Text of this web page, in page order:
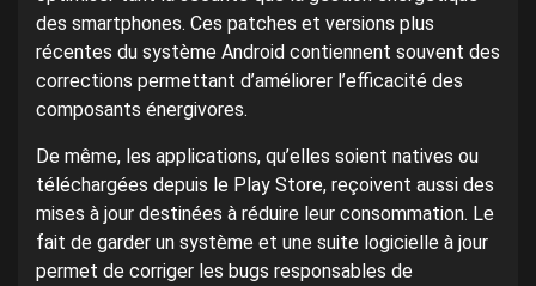
des smartphones. Ces patches et versions plus
récentes du système Android contiennent souvent des
corrections permettant d’améliorer l’efficacité des
composants énergivores.
De même, les applications, qu’elles soient natives ou
téléchargées depuis le Play Store, reçoivent aussi des
mises à jour destinées à réduire leur consommation. Le
fait de garder un système et une suite logicielle à jour
permet de corriger les bugs responsables de